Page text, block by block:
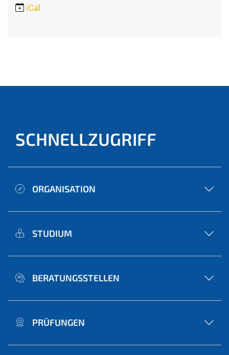
iCal
SCHNELLZUGRIFF
ORGANISATION
STUDIUM
BERATUNGSSTELLEN
PRÜFUNGEN